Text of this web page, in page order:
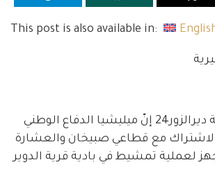
This post is also available in:
قال مراسل شبكة ديرالزور24 إنّ ميليشيا الدفاع الوطني
مع قطاعي صبيخان والعشارة
لعملية تمشيط في بادية قرية الدوير